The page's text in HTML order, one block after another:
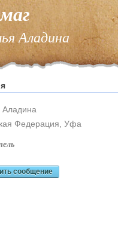
Аладина
Аладина
Федерация, Уфа
сообщение